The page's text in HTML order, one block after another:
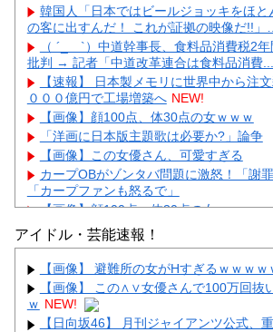
韓国人「日本ではビールジョッキをほと
の客に出すんだ！ これが証拠の映像だ!!
（ ´_ゝ`）中道幹事長、食料品消費税2
批判 → 記者「中道改革連合は食料品消費...
【速報】 日本製メモリに世界中から注
０００億円で工場増築へ NEW!
【画像】顔100点、体30点の女ｗｗｗ
「洋画に日本版主題歌は必要か?」論争
【画像】この女優さん、可愛すぎる
カープOBがゾンタバ問題に激怒！「謝
「カープファンも怒るで」
【画像】顔100点、体30点の女ｗｗｗ
Powered by livedoor 相互RSS
アイドル・芸能速報！
【画像】 避難所の女がHすぎるｗｗｗｗ
【画像】 この∧∨女優さんで100万回抜
ｗ NEW!
【日向坂46】 月刊ジャイアンツ公式、